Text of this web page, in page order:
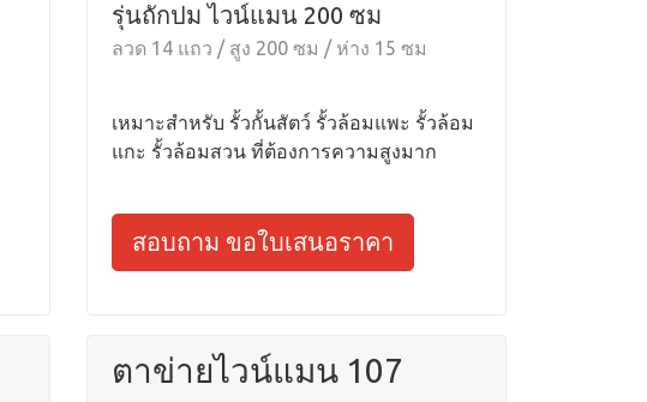
รุ่นถักปม ไวน์แมน 200 ซม
ลวด 14 แถว / สูง 200 ซม / ห่าง 15 ซม
เหมาะสำหรับ รั้วกั้นสัตว์ รั้วล้อมแพะ รั้วล้อม
แกะ รั้วล้อมสวน ที่ต้องการความสูงมาก
สอบถาม ขอใบเสนอราคา
ตาข่ายไวน์แมน 107